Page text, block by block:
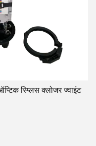
स्प्लिस क्लोजर ज्वाइंट